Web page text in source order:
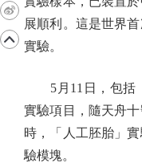
展順利。這是世界
實驗。
5月11日，包括「
實驗項目，隨天舟
時，「人工胚胎」
驗模塊。